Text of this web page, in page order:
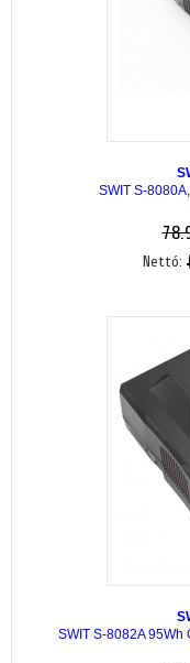
SWIT S-
Nettó:
SWIT S-8082A 95Wh